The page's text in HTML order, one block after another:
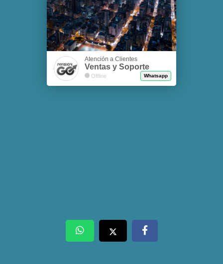
Atención a Clientes
Ventas y Soporte
Offline Whatsapp